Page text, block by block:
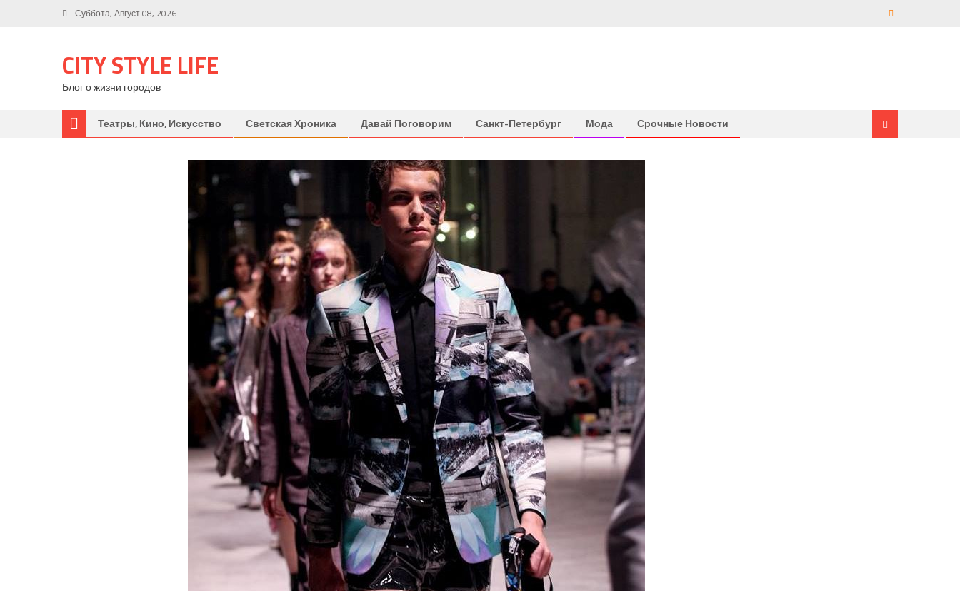
Суббота, Август 08, 2026
CITY STYLE LIFE
Блог о жизни городов
Театры, Кино, Искусство Светская Хроника Давай Поговорим Санкт-Петербург Мода Срочные Новости